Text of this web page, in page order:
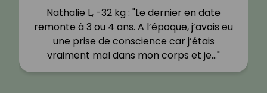
Nathalie L, -32 kg : "Le dernier en date
remonte à 3 ou 4 ans. A l’époque, j’avais eu
une prise de conscience car j’étais
vraiment mal dans mon corps et je…"